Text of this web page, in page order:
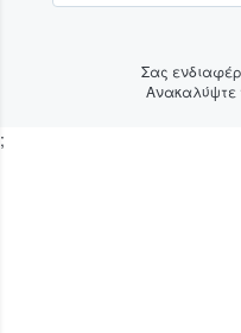
Σας
Ανακαλύψτε
;